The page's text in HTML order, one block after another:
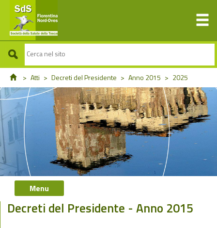
> Atti > Decreti del Presidente > Anno 2015 > 2025
Menu
Decreti del Presidente - Anno 2015